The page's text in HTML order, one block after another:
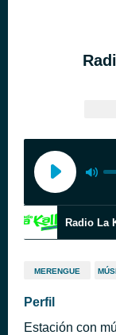
Radio La
MERENGUE
Perfil
Estación con